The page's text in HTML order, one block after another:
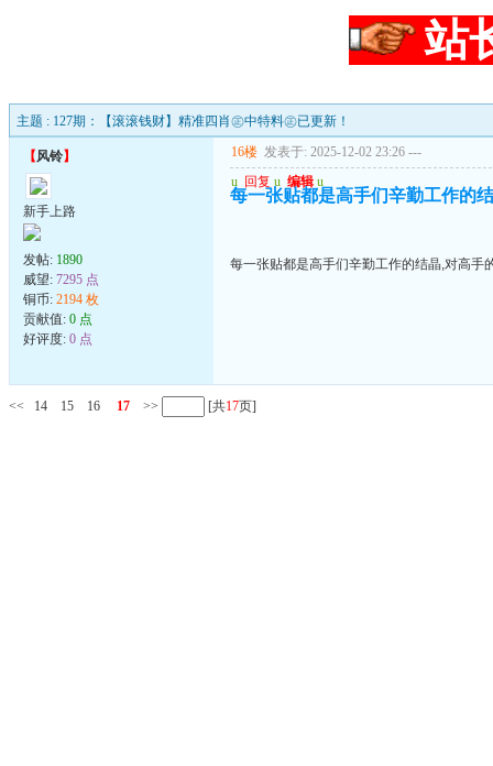
站
主题 : 127期：【滚滚钱财】精准四肖㊣中特料㊣已更新！
【风铃】
新手上路
发帖: 1890
威望: 7295 点
铜币: 2194 枚
贡献值: 0 点
好评度: 0 点
16楼 发表于: 2025-12-02 23:26 ---
u 回复 u 编辑 u
每一张贴都是高手们辛勤工作的
每一张贴都是高手们辛勤工作的结晶,对高手
<< 14 15 16 17 >> [共17页]